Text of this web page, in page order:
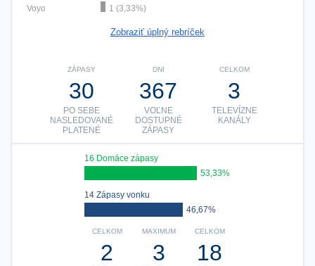
Voyo 1 (3,33%)
Zobraziť úplný rebríček
CELKOM
3
TELEVÍZNE
KANÁLY
DNI
367
VOĽNE
DOSTUPNÉ
ZÁPASY
ZÁPASY
30
PO SEBE
NASLEDOVANÉ
PLATENÉ
16 Domáce zápasy
53,33%
14 Zápasy vonku
46,67%
CELKOM
18
MAXIMUM
3
CELKOM
2